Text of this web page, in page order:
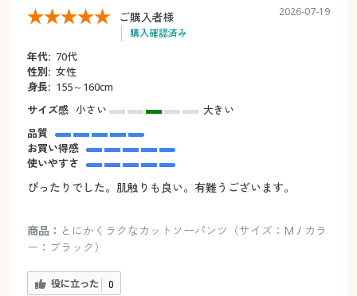
ご購入者様
購入確認済み
2026-07-19
年代: 70代
性別: 女性
身長: 155～160cm
サイズ感 小さい
大きい
品質
お買い得感
使いやすさ
ぴったりでした。肌触りも良い。有難うございます。
商品： とにかくラクなカットソーパンツ（サイズ：M / カラ
ー：ブラック）
役に立った 0